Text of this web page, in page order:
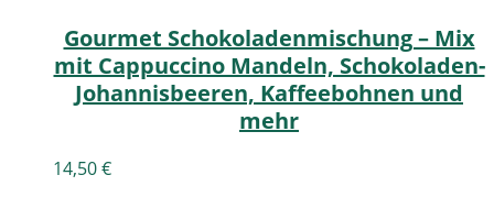
Gourmet Schokoladenmischung – Mix
mit Cappuccino Mandeln, Schokoladen-
Johannisbeeren, Kaffeebohnen und
mehr
14,50€